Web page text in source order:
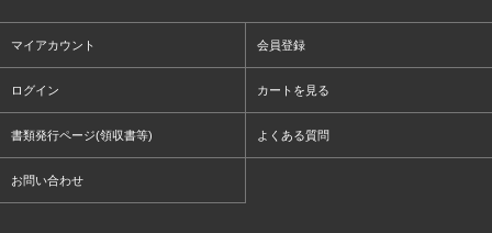
マイアカウント 会員登録
ログイン カートを見る
書類発行ページ(領収書等) よくある質問
お問い合わせ